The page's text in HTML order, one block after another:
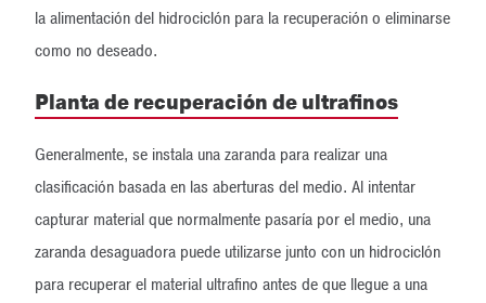
la alimentación del hidrociclón para la recuperación o eliminarse
como no deseado.
Planta de recuperación de ultrafinos
Generalmente, se instala una zaranda para realizar una
clasificación basada en las aberturas del medio. Al intentar
capturar material que normalmente pasaría por el medio, una
zaranda desaguadora puede utilizarse junto con un hidrociclón
para recuperar el material ultrafino antes de que llegue a una